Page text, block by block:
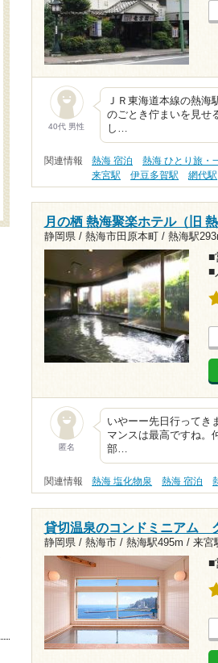
40代 男性
ＪＲ東海道本線の熱海
のごとき佇まいを見せ
し…
関連情報 熱海 宿泊 熱海 ひとり旅・
来宮駅
伊豆多賀駅 網代駅
月の栖 熱海聚楽ホテル（旧
静岡県 / 熱海市田原本町 / 熱海駅
■
■
匿名
いやーー先日行ってき
マンスは最高ですね。
部…
関連情報 熱海 塩化物泉 熱海 宿泊
貸切温泉のコンドミニアム
静岡県 / 熱海市 / 熱海駅495m / 来宮
■